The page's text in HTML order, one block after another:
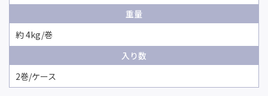
重量
約 4kg/巻
入り数
2巻/ケース